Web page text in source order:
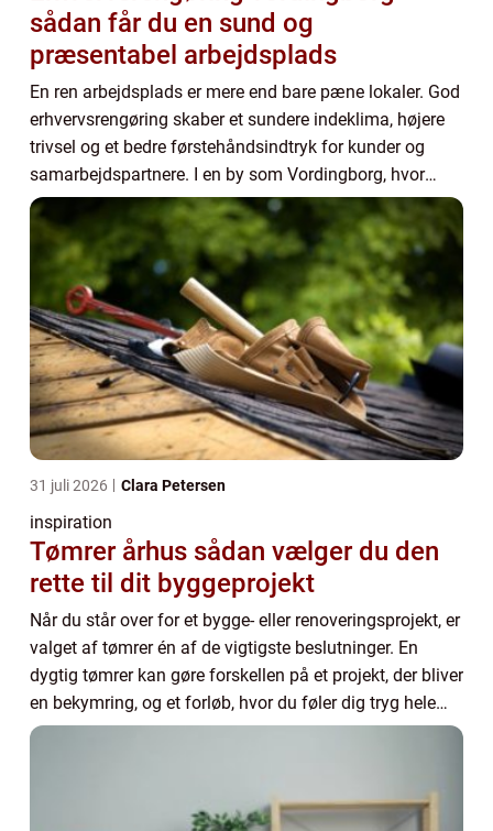
sådan får du en sund og
præsentabel arbejdsplads
En ren arbejdsplads er mere end bare pæne lokaler. God
erhvervsrengøring skaber et sundere indeklima, højere
trivsel og et bedre førstehåndsindtryk for kunder og
samarbejdspartnere. I en by som Vordingborg, hvor
både mindre lokale virksomheder og stø...
31 juli 2026 Clara Petersen
inspiration
Tømrer århus sådan vælger du den
rette til dit byggeprojekt
Når du står over for et bygge- eller renoveringsprojekt, er
valget af tømrer én af de vigtigste beslutninger. En
dygtig tømrer kan gøre forskellen på et projekt, der bliver
en bekymring, og et forløb, hvor du føler dig tryg hele
vejen. Mange boligeje...